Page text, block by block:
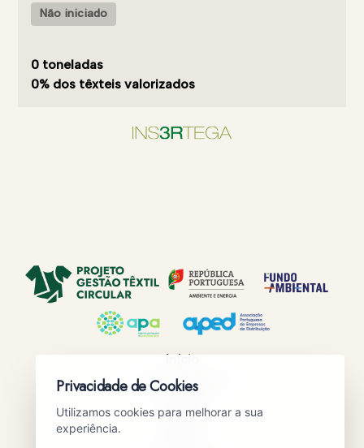
Não iniciado
0 toneladas
0% dos têxteis valorizados
Início
Como participar
Projeto
Privacidade de Cookies
Utilizamos cookies para melhorar a sua
experiência.